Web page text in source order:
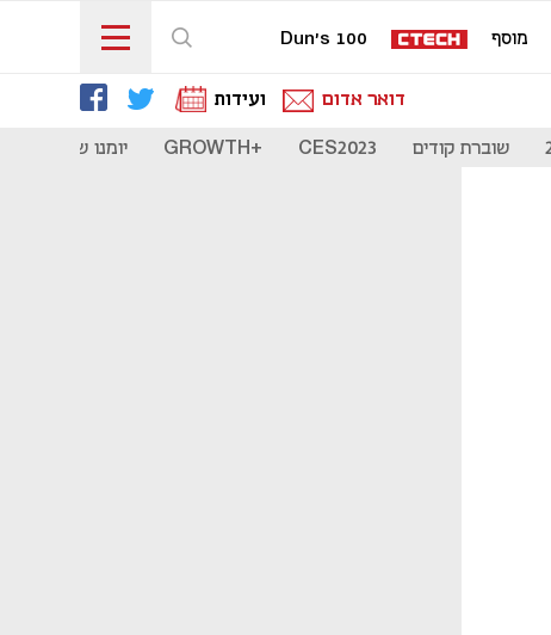
מוסף Dun's 100
דואר אדום ועידות
שוברת קודים CES2023
+GROWTH יומנו של